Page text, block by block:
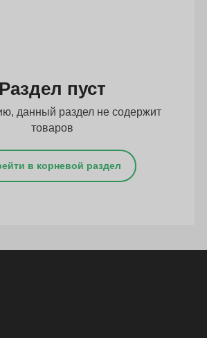
Раздел пуст
данный раздел не содержит
товаров
в корневой раздел